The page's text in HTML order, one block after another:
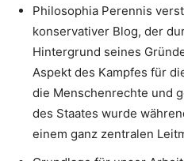
Philosophia Perennis
konservativer Blog, der
Hintergrund seines
Aspekt des Kampfes für
die Menschenrechte und
des Staates wurde
einem ganz zentralen